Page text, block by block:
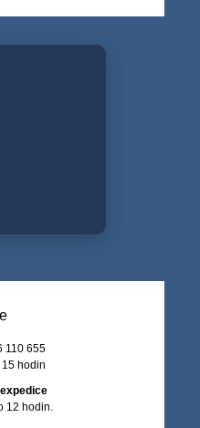
110 655
hodin
12 hodin.